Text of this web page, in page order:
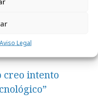
Aviso Legal
creo intento